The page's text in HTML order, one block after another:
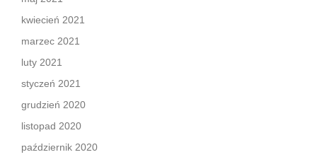
kwiecień 2021
marzec 2021
luty 2021
styczeń 2021
grudzień 2020
listopad 2020
październik 2020